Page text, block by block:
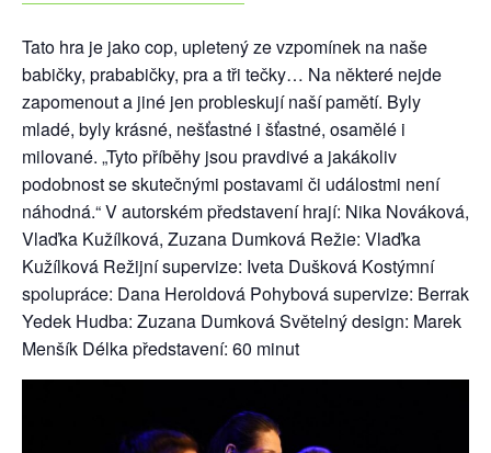
Tato hra je jako cop, upletený ze vzpomínek na naše
babičky, prababičky, pra a tři tečky… Na některé nejde
zapomenout a jiné jen probleskují naší pamětí. Byly
mladé, byly krásné, nešťastné i šťastné, osamělé i
milované. „Tyto příběhy jsou pravdivé a jakákoliv
podobnost se skutečnými postavami či událostmi není
náhodná.“ V autorském představení hrají: Nika Nováková,
Vlaďka Kužílková, Zuzana Dumková Režie: Vlaďka
Kužílková Režijní supervize: Iveta Dušková Kostýmní
spolupráce: Dana Heroldová Pohybová supervize: Berrak
Yedek Hudba: Zuzana Dumková Světelný design: Marek
Menšík Délka představení: 60 minut